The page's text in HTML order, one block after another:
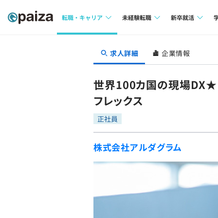
転職・キャリア
転職成功ガイド
未経験転職
求人検索
転職成功ガイド
新卒就活
本選考
インターン
インタビュー
就活成功ガイド
求人詳細 企業情報
世界100カ国の現場DX★
フレックス
正社員
株式会社アルダグラム